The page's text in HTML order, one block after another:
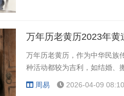
万年历老黄历2023年
万年历老黄历，作为中华民族
种活动都较为吉利，如结婚、
周易 2026-04-09